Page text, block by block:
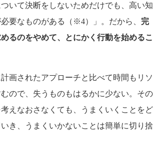
いて決断をしないためだけでも、高い知
要なものがある（※4）」。だから、 完
るのをやめて、とにかく行動を始めるこ
画されたアプローチと比べて時間もリソ
ので、失うものもはるかに少ない。その
えなおさなくても、うまくいくことをど
き、うまくいかないことは簡単に切り捨